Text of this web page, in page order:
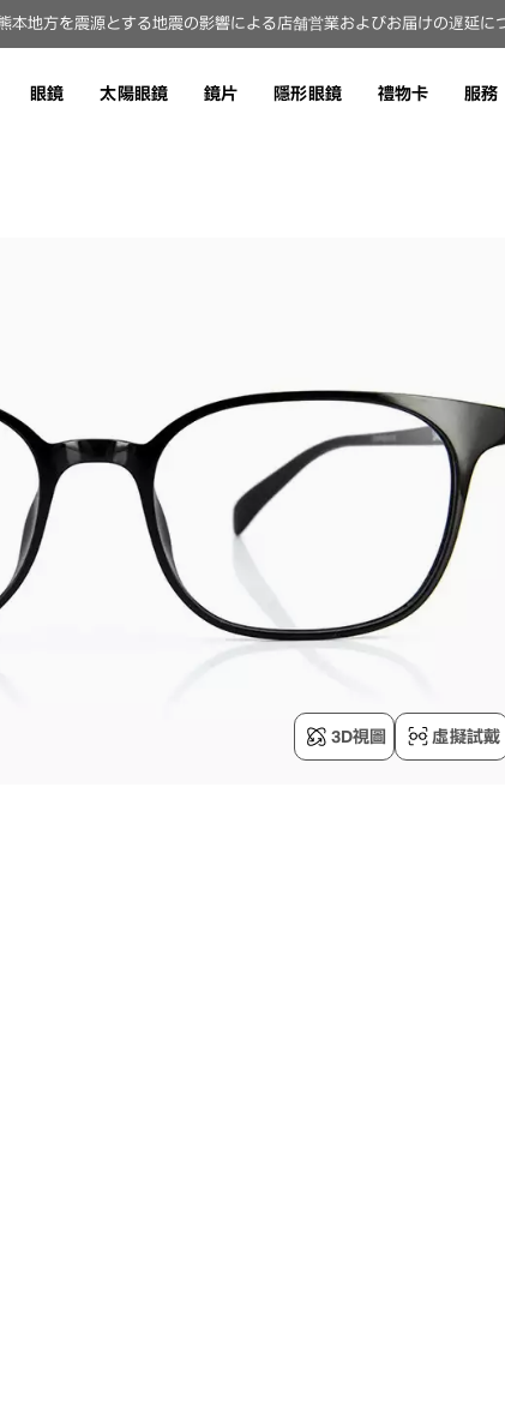
本地方を震源とする地震の影響による店舗営業およびお届けの遅延に
眼鏡 太陽眼鏡 鏡片 隱形眼鏡 禮物卡 服務
3D視圖 虛擬試戴